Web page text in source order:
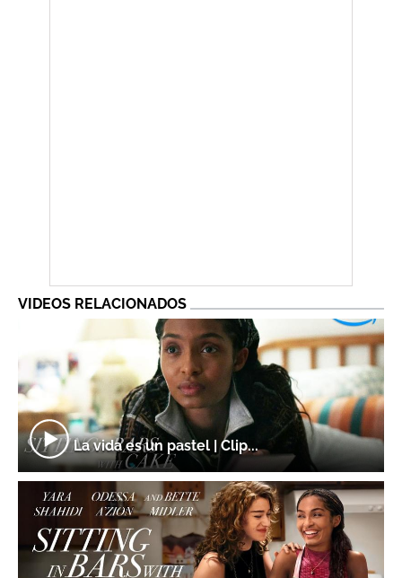
VIDEOS RELACIONADOS
La vida es un pastel | Clip...